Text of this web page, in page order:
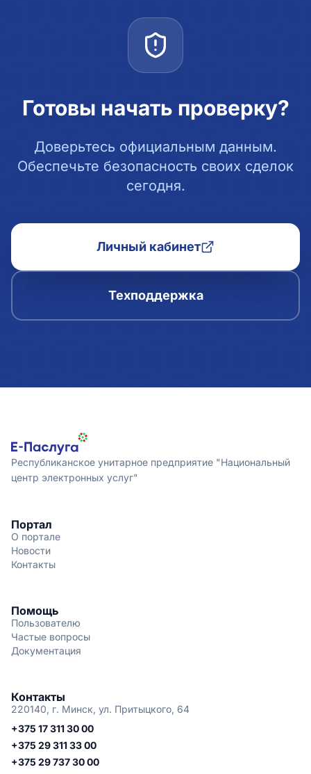
Готовы начать проверку?
Доверьтесь официальным данным.
Обеспечьте безопасность своих сделок
сегодня.
Личный кабинет
Техподдержка
Республиканское унитарное предприятие "Национальный
центр электронных услуг"
Портал
О портале
Новости
Контакты
Помощь
Пользователю
Частые вопросы
Документация
Контакты
220140, г. Минск, ул. Притыцкого, 64
+375 17 311 30 00
+375 29 311 33 00
+375 29 737 30 00